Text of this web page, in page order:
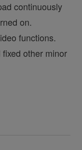
continuously
on.
functions.
other minor